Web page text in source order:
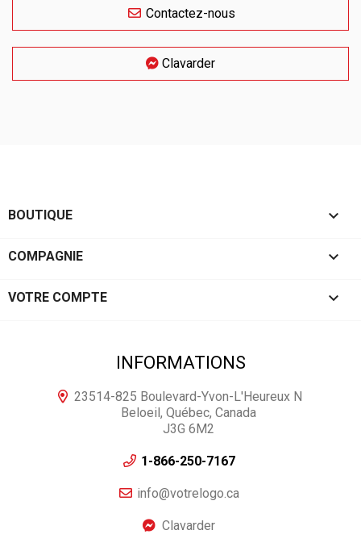
Contactez-nous
Clavarder
BOUTIQUE 
COMPAGNIE 
VOTRE COMPTE 
INFORMATIONS
23514-825 Boulevard-Yvon-L'Heureux N
Beloeil, Québec, Canada
J3G 6M2
1-866-250-7167
info@votrelogo.ca
Clavarder